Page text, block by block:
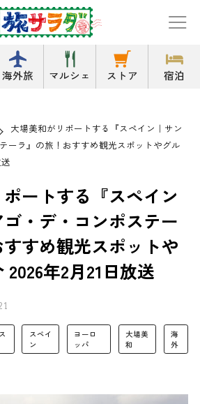
海外旅 マルシェ ストア 宿泊
大場美和がリポートする『スペイン｜サン
ーラ』の旅！おすすめ観光スポットやグル
ートする『スペイン
ゴ・デ・コンポステー
すめ観光スポットや
年2月21日放送
スペイ
ン
ヨーロ
ッパ
大場美
和
海
外